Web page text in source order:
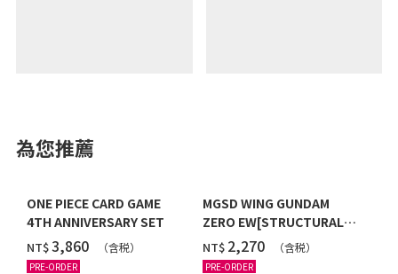
為您推薦
ONE PIECE CARD GAME
4TH ANNIVERSARY SET
NT$‌3,860 （含税）
PRE-ORDER
MGSD WING GUNDAM
ZERO EW[STRUCTURAL
COATING/BLACK] [2026年
12月發送]
NT$ ‌2,270 （含税）
PRE-ORDER